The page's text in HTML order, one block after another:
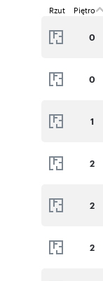
Rzut Piętro
0
0
1
2
2
2